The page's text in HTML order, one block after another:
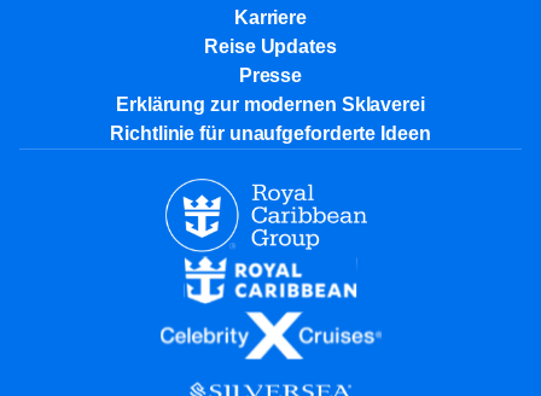
Karriere​
Reise Updates​
Presse
Erklärung zur modernen Sklaverei
Richtlinie für unaufgeforderte Ideen